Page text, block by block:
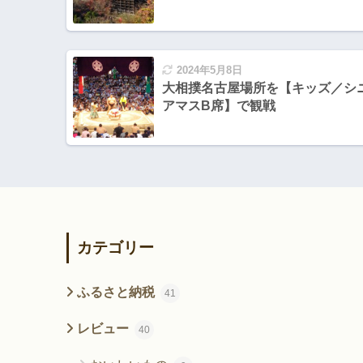
2024年5月8日
大相撲名古屋場所を【キッズ／シ
アマスB席】で観戦
カテゴリー
ふるさと納税 41
レビュー 40